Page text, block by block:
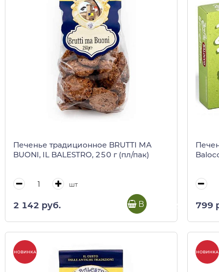
Печенье традиционное BRUTTI MA
BUONI, IL BALESTRO, 250 г (пл/пак)
шт
2 142 руб. В корзину 799
НОВИНКА НОВИНКА